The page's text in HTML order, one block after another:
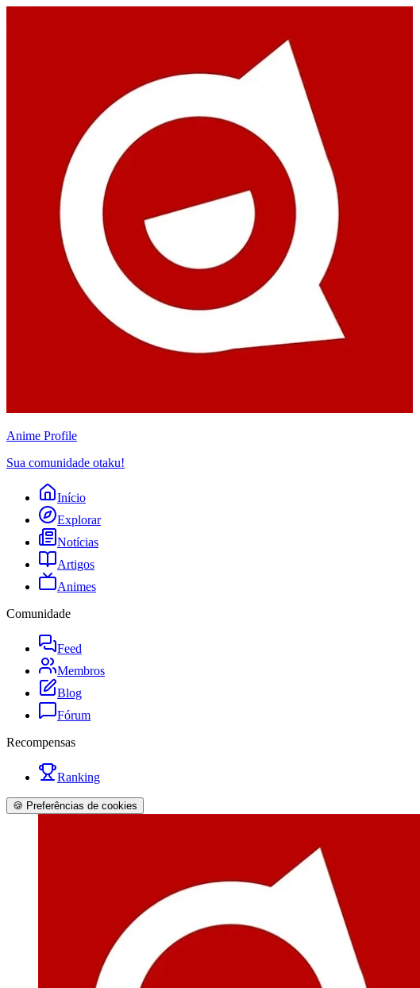
Anime Profile
Sua comunidade otaku!
Início
Explorar
Notícias
Artigos
Animes
Comunidade
Feed
Membros
Blog
Fórum
Recompensas
Ranking
🍪 Preferências de cookies